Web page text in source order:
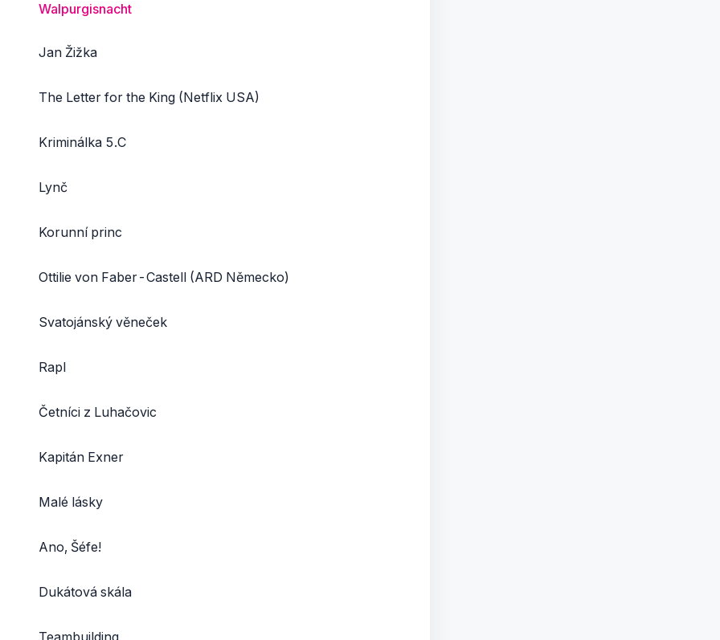
Walpurgisnacht
Jan Žižka
The Letter for the King (Netflix USA)
Kriminálka 5.C
Lynč
Korunní princ
Ottilie von Faber-Castell (ARD Německo)
Svatojánský věneček
Rapl
Četníci z Luhačovic
Kapitán Exner
Malé lásky
Ano, Šéfe!
Dukátová skála
Teambuilding